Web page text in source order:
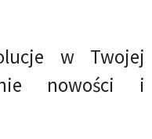
w Twojej
nowości i